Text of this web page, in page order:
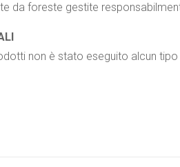
da foreste gestite
non è stato eseguito alcun